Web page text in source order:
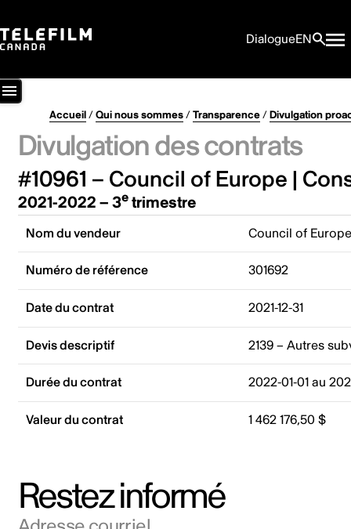
DialogueEN
Accueil/Qui nous sommes/Transparence/Divulgation
Divulgation des contrats
#10961 – Council of Europe |
2021-2022 – 3etrimestre
Nom du vendeur Council of
Numéro de référence 301692
Date du contrat 2021-12-31
Devis descriptif 2139 – Autres
Durée du contrat 2022-01-01 au
Valeur du contrat 1 462 176,50 $
Restez informé